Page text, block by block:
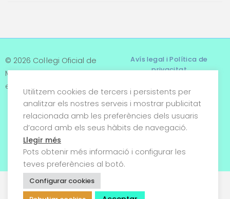
© 2026 Col·legi Oficial de
Metges de Tarragona. Tots
els drets reservats
Avís legal i Política de
privacitat
Termes i condicions
Política de cookies
Utilitzem cookies de tercers i persistents per
analitzar els nostres serveis i mostrar publicitat
relacionada amb les preferències dels usuaris
d’acord amb els seus hàbits de navegació.
Llegir més
Pots obtenir més informació i configurar les
teves preferències al botó.
Configurar cookies